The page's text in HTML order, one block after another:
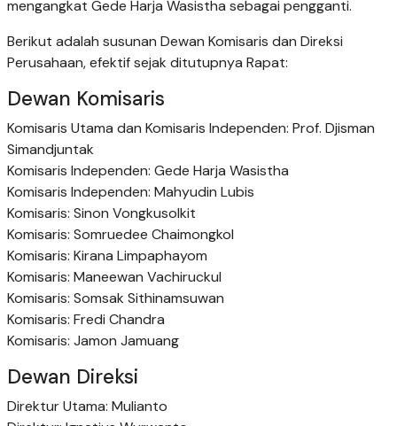
mengangkat Gede Harja Wasistha sebagai pengganti.
Berikut adalah susunan Dewan Komisaris dan Direksi
Perusahaan, efektif sejak ditutupnya Rapat:
Dewan Komisaris
Komisaris Utama dan Komisaris Independen: Prof. Djisman
Simandjuntak
Komisaris Independen: Gede Harja Wasistha
Komisaris Independen: Mahyudin Lubis
Komisaris: Sinon Vongkusolkit
Komisaris: Somruedee Chaimongkol
Komisaris: Kirana Limpaphayom
Komisaris: Maneewan Vachiruckul
Komisaris: Somsak Sithinamsuwan
Komisaris: Fredi Chandra
Komisaris: Jamon Jamuang
Dewan Direksi
Direktur Utama: Mulianto